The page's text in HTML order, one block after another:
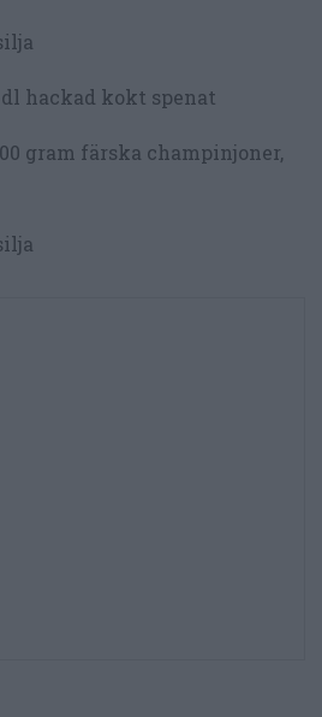
hackad kokt spenat
gram färska champinjoner,